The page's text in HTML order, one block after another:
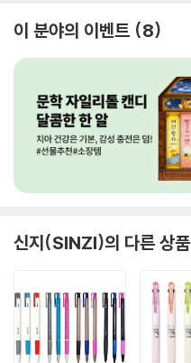
이 분야의 이벤트 8
신지(SINZI)의 다른 상품